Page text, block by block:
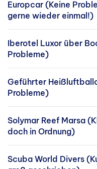
Europcar (Keine
gerne wieder einmal!)
Iberotel Luxor über
Probleme)
Geführter
Probleme)
Solymar Reef Marsa
doch in Ordnung)
Scuba World Divers